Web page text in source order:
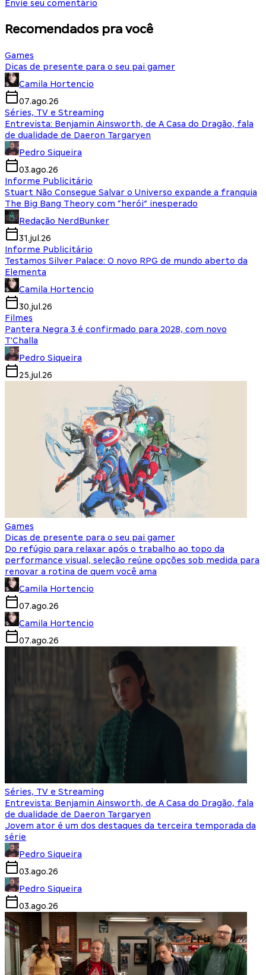
Envie seu comentário
Recomendados pra você
Games
Dicas de presente para o seu pai gamer
Camila Hortencio
07.ago.26
Séries, TV e Streaming
Entrevista: Benjamin Ainsworth, de A Casa do Dragão, fala
de dualidade de Daeron Targaryen
Pedro Siqueira
03.ago.26
Informe Publicitário
Stuart Não Consegue Salvar o Universo expande a franquia
The Big Bang Theory com “herói” inesperado
Redação NerdBunker
31.jul.26
Informe Publicitário
Testamos Silver Palace: O novo RPG de mundo aberto da
Elementa
Camila Hortencio
30.jul.26
Filmes
Pantera Negra 3 é confirmado para 2028, com novo
T'Challa
Pedro Siqueira
25.jul.26
Games
Dicas de presente para o seu pai gamer
Do refúgio para relaxar após o trabalho ao topo da
performance visual, seleção reúne opções sob medida para
renovar a rotina de quem você ama
Camila Hortencio
07.ago.26
Camila Hortencio
07.ago.26
Séries, TV e Streaming
Entrevista: Benjamin Ainsworth, de A Casa do Dragão, fala
de dualidade de Daeron Targaryen
Jovem ator é um dos destaques da terceira temporada da
série
Pedro Siqueira
03.ago.26
Pedro Siqueira
03.ago.26